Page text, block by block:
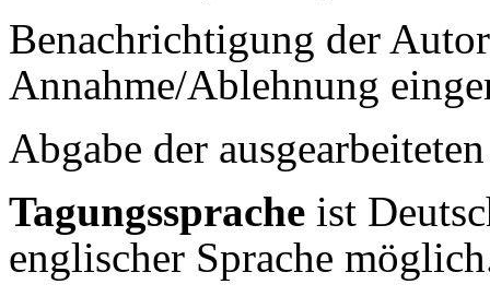
Benachrichtigung der
Annahme/Ablehnung
Abgabe der
Tagungssprache ist
englischer Sprache